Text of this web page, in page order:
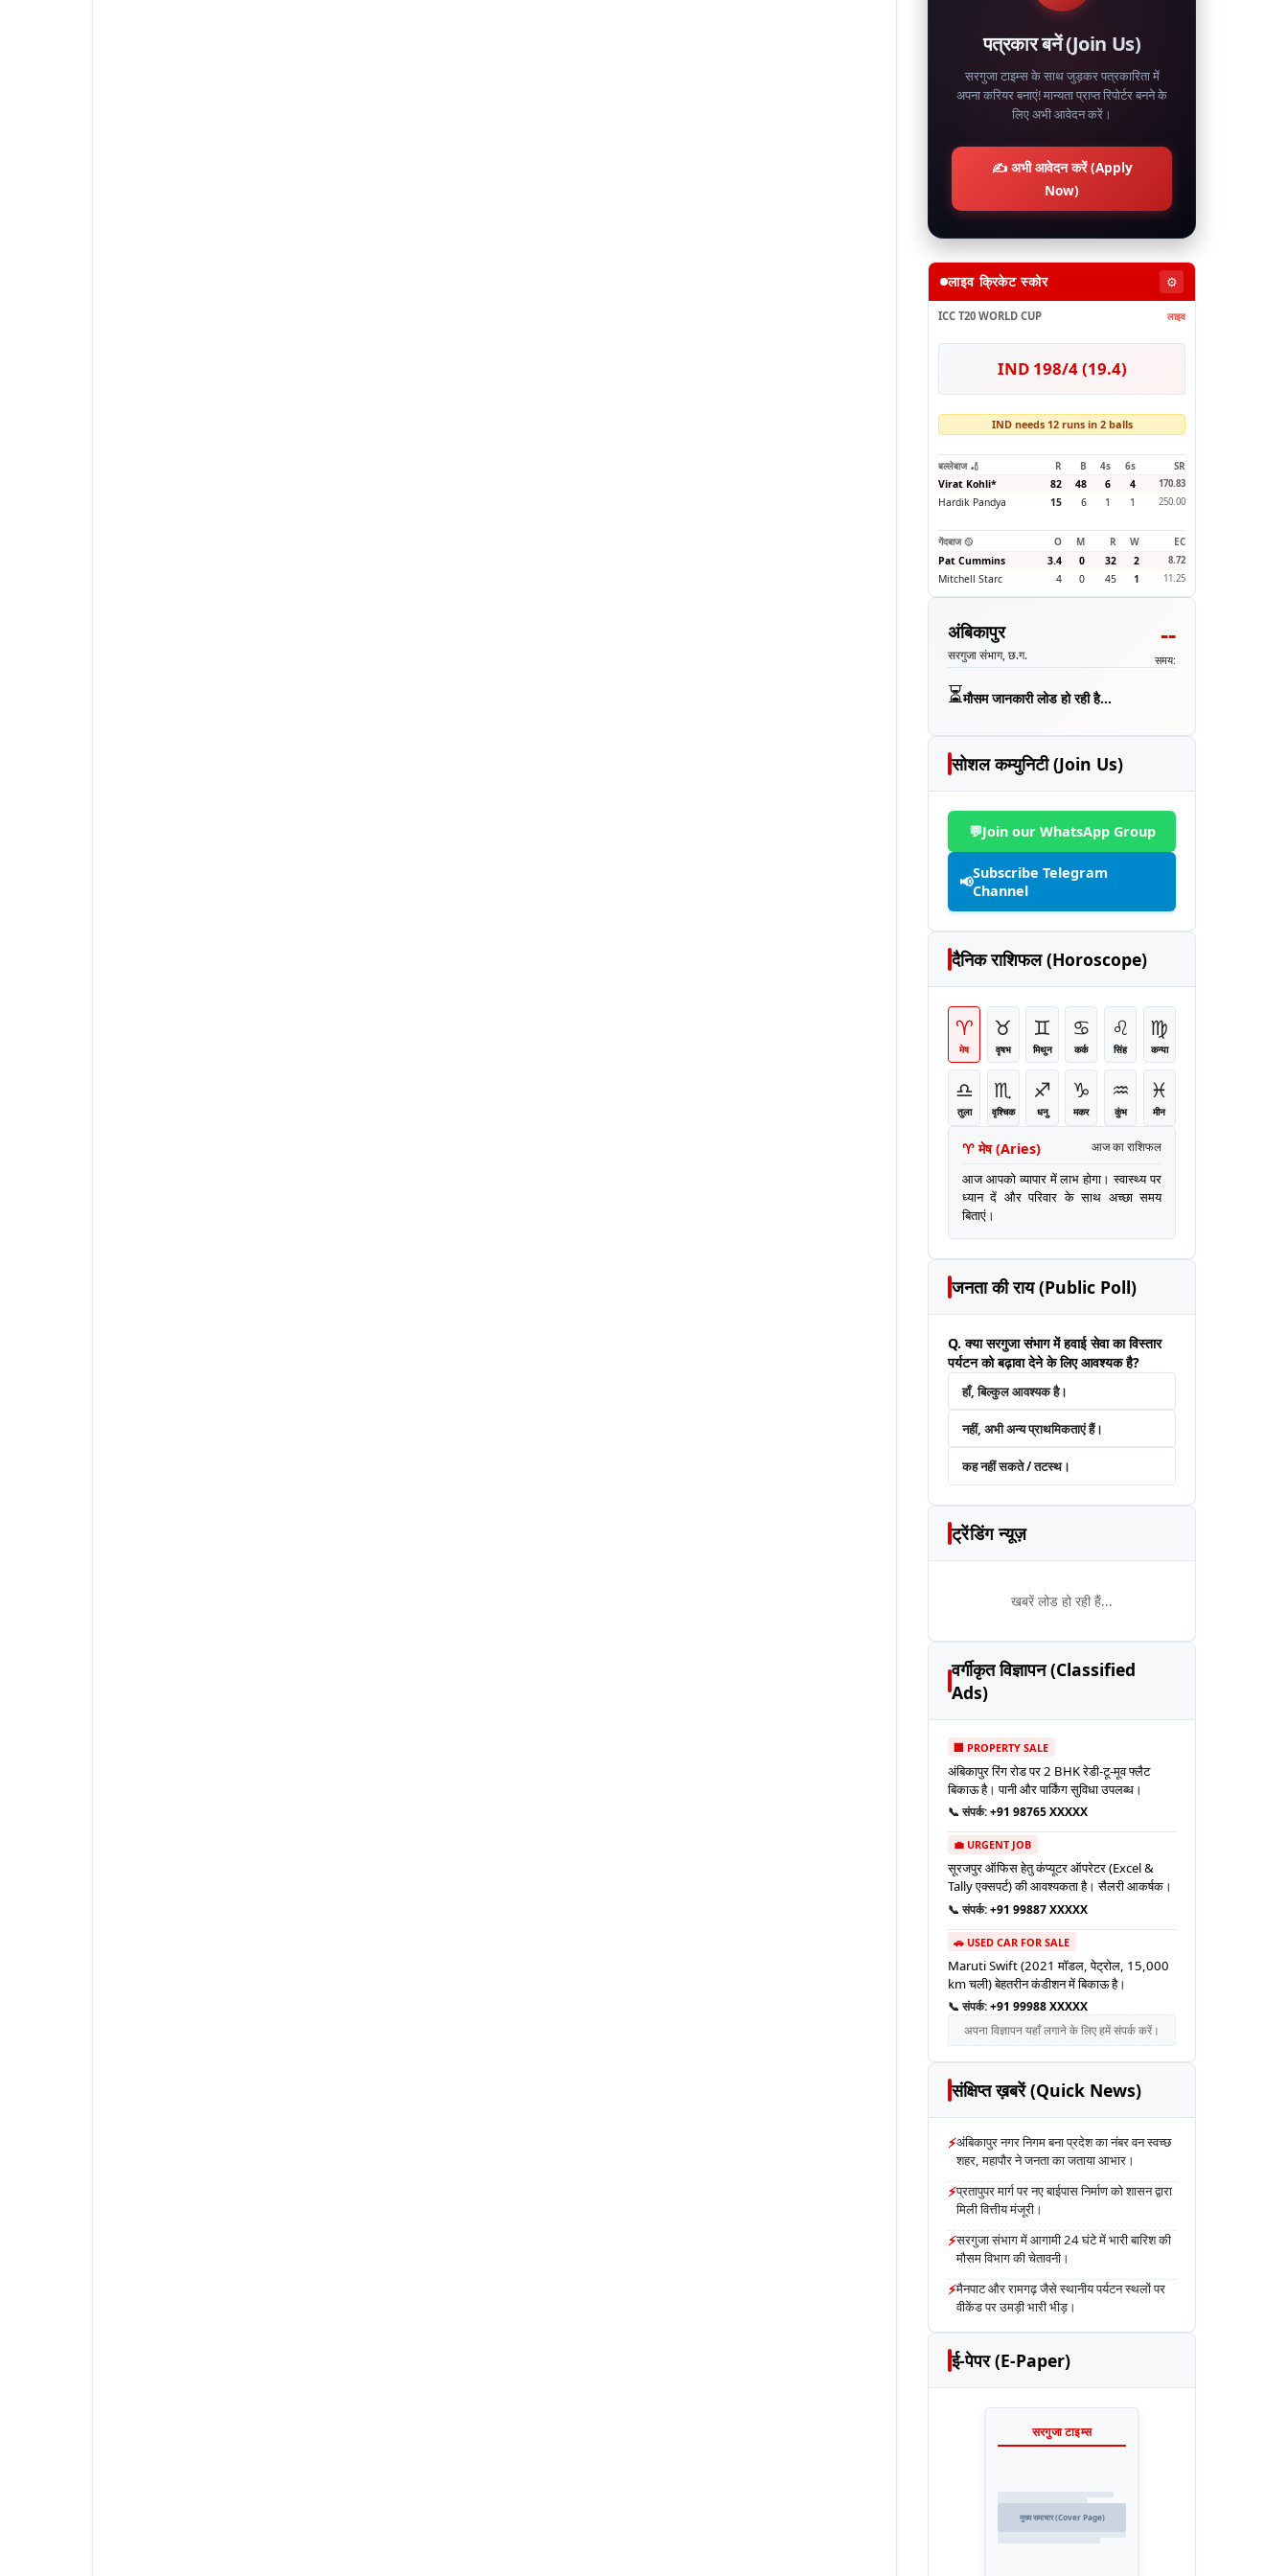
पत्रकार बनें (Join Us)
सरगुजा टाइम्स के साथ जुड़कर पत्रकारिता में
अपना करियर बनाएं! मान्यता प्राप्त रिपोर्टर बनने के
लिए अभी आवेदन करें।
✍️ अभी आवेदन करें (Apply
Now)
लाइव क्रिकेट स्कोर ⚙️
ICC T20 WORLD CUP लाइव
IND 198/4 (19.4)
IND needs 12 runs in 2 balls
बल्लेबाज 🏏 R B 4s 6s
SR
Virat Kohli* 82 48 6 4 170.83
Hardik Pandya 15 6 1 1 250.00
गेंदबाज 🥎 O M R W
EC
Pat Cummins
3.4 0 32 2 8.72
Mitchell Starc 4 0 45 1 11.25
अंबिकापुर
सरगुजा संभाग, छ.ग.
--
समय:
⏳मौसम जानकारी लोड हो रही है...
सोशल कम्युनिटी (Join Us)
💬Join our WhatsApp Group
📢Subscribe Telegram
Channel
दैनिक राशिफल (Horoscope)
♈
मेष
♉
वृषभ
♊
मिथुन
♋
कर्क
♌
सिंह
♍
कन्या
♎
तुला
♏
वृश्चिक
♐
धनु
♑
मकर
♒
कुंभ
♓
मीन
♈ मेष(Aries) आज का राशिफल
आज आपको व्यापार में लाभ होगा। स्वास्थ्य पर
ध्यान दें और परिवार के साथ अच्छा समय
बिताएं।
जनता की राय (Public Poll)
Q. क्या सरगुजा संभाग में हवाई सेवा का विस्तार
पर्यटन को बढ़ावा देने के लिए आवश्यक है?
हाँ, बिल्कुल आवश्यक है।
नहीं, अभी अन्य प्राथमिकताएं हैं।
कह नहीं सकते / तटस्थ।
ट्रेंडिंग न्यूज़
खबरें लोड हो रही हैं...
वर्गीकृत विज्ञापन (Classified
Ads)
🏢 PROPERTY SALE
अंबिकापुर रिंग रोड पर 2 BHK रेडी-टू-मूव फ्लैट
बिकाऊ है। पानी और पार्किंग सुविधा उपलब्ध।
📞 संपर्क:+91 98765 XXXXX
💼 URGENT JOB
सूरजपुर ऑफिस हेतु कंप्यूटर ऑपरेटर (Excel &
Tally एक्सपर्ट) की आवश्यकता है। सैलरी आकर्षक।
📞 संपर्क:+91 99887 XXXXX
🚗 USED CAR FOR SALE
Maruti Swift (2021 मॉडल, पेट्रोल, 15,000
km चली) बेहतरीन कंडीशन में बिकाऊ है।
📞 संपर्क:+91 99988 XXXXX
अपना विज्ञापन यहाँ लगाने के लिए हमें संपर्क करें।
संक्षिप्त ख़बरें (Quick News)
⚡अंबिकापुर नगर निगम बना प्रदेश का नंबर वन स्वच्छ
शहर, महापौर ने जनता का जताया आभार।
⚡प्रतापुपर मार्ग पर नए बाईपास निर्माण को शासन द्वारा
मिली वित्तीय मंजूरी।
⚡सरगुजा संभाग में आगामी 24 घंटे में भारी बारिश की
मौसम विभाग की चेतावनी।
⚡मैनपाट और रामगढ़ जैसे स्थानीय पर्यटन स्थलों पर
वीकेंड पर उमड़ी भारी भीड़।
ई-पेपर (E-Paper)
सरगुजा टाइम्स
मुख्य समाचार (Cover Page)